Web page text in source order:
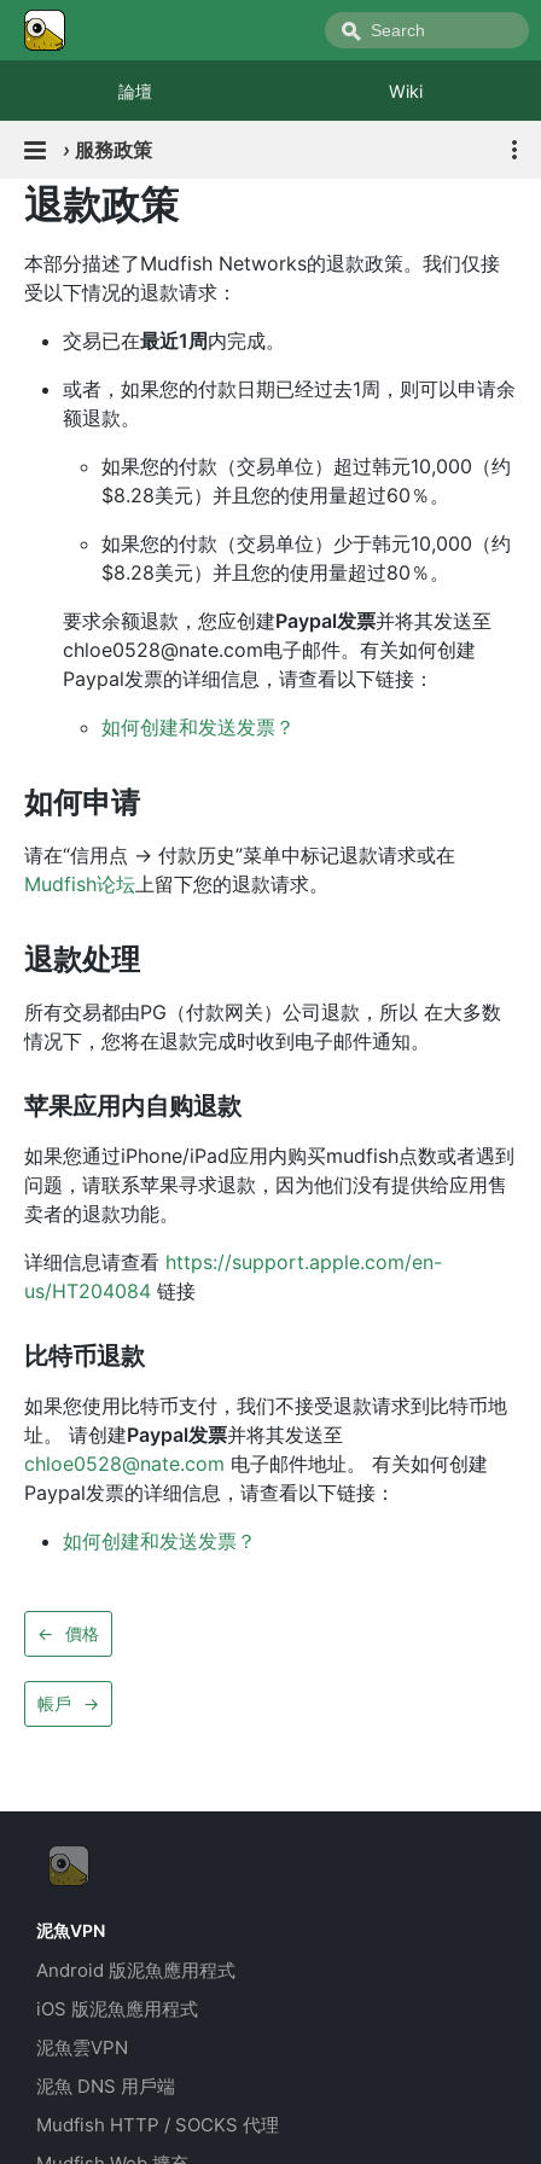
論壇 Wiki
› 服務政策
退款政策
本部分描述了Mudfish Networks的退款政策。我们仅接
受以下情况的退款请求：
交易已在最近1周内完成。
或者，如果您的付款日期已经过去1周，则可以申请余
额退款。
如果您的付款（交易单位）超过韩元10,000（约
$8.28美元）并且您的使用量超过60％。
如果您的付款（交易单位）少于韩元10,000（约
$8.28美元）并且您的使用量超过80％。
要求余额退款，您应创建Paypal发票并将其发送至
chloe0528@nate.com电子邮件。有关如何创建
Paypal发票的详细信息，请查看以下链接：
如何创建和发送发票？
如何申请
请在“信用点 -> 付款历史”菜单中标记退款请求或在
Mudfish论坛上留下您的退款请求。
退款处理
所有交易都由PG（付款网关）公司退款，所以 在大多数
情况下，您将在退款完成时收到电子邮件通知。
苹果应用内自购退款
如果您通过iPhone/iPad应用内购买mudfish点数或者遇到
问题，请联系苹果寻求退款，因为他们没有提供给应用售
卖者的退款功能。
详细信息请查看 https://support.apple.com/en-
us/HT204084 链接
比特币退款
如果您使用比特币支付，我们不接受退款请求到比特币地
址。 请创建Paypal发票并将其发送至
chloe0528@nate.com 电子邮件地址。 有关如何创建
Paypal发票的详细信息，请查看以下链接：
如何创建和发送发票？
← 價格
帳戶 →
泥魚VPN
Android 版泥魚應用程式
iOS 版泥魚應用程式
泥魚雲VPN
泥魚 DNS 用戶端
Mudfish HTTP / SOCKS 代理